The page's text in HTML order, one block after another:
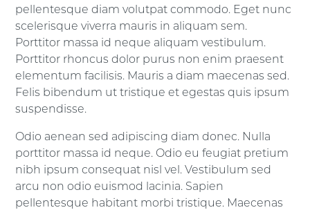
pellentesque diam volutpat commodo. Eget nunc
scelerisque viverra mauris in aliquam sem.
Porttitor massa id neque aliquam vestibulum.
Porttitor rhoncus dolor purus non enim praesent
elementum facilisis. Mauris a diam maecenas sed.
Felis bibendum ut tristique et egestas quis ipsum
suspendisse.
Odio aenean sed adipiscing diam donec. Nulla
porttitor massa id neque. Odio eu feugiat pretium
nibh ipsum consequat nisl vel. Vestibulum sed
arcu non odio euismod lacinia. Sapien
pellentesque habitant morbi tristique. Maecenas